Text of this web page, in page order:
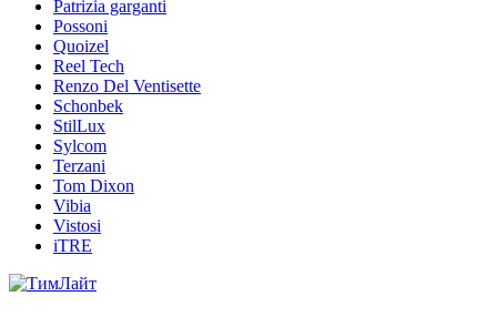
Patrizia garganti
Possoni
Quoizel
Reel Tech
Renzo Del Ventisette
Schonbek
StilLux
Sylcom
Terzani
Tom Dixon
Vibia
Vistosi
iTRE